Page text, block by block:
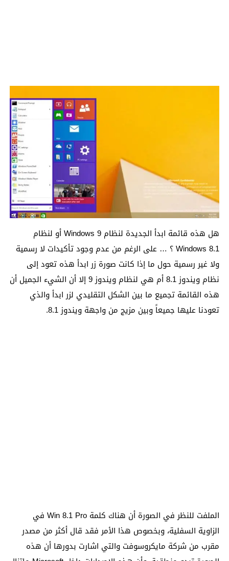
هل هذه قائمة ابدأ الجديدة لنظام Windows 9 أو لنظام
Windows 8.1 ؟ … على الرغم من عدم وجود تأكيدات لا رسمية
ولا غير رسمية حول ما إذا كانت صورة زر ابدأ هذه تعود إلى
نظام ويندوز 8.1 أم هي لنظام ويندوز 9 إلا أن الشيء الجميل أن
هذه القائمة تجميع ما بين الشكل التقليدي لزر ابدأ والذي
تعودنا عليها جميعاً وبين مزيج من واجهة ويندوز 8.1.
الملفت للنظر في الصورة أن هناك كلمة Win 8.1 Pro في
الزاوية السفلية، وبخصوص هذا الأمر فقد قال أكثر من مصدر
مقرب من شركة مايكروسوفت والتي اشارت بدورها أن هذه